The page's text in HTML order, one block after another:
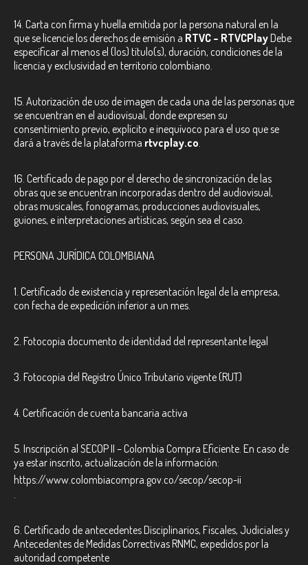
14. Carta con firma y huella emitida por la persona natural en la
que se licencie los derechos de emisión a RTVC – RTVCPlayDebe
especificar al menos el (los) título(s), duración, condiciones de la
licencia y exclusividad en territorio colombiano.
15. Autorización de uso de imagen de cada una de las personas que
se encuentran en el audiovisual, donde expresen su
consentimiento previo, explícito e inequívoco para el uso que se
dará a través de la plataforma rtvcplay.co
16. Certificado de pago por el derecho de sincronización de las
obras que se encuentran incorporadas dentro del audiovisual,
obras musicales, fonogramas, producciones audiovisuales,
guiones, e interpretaciones artísticas, según sea el caso.
PERSONA JURÍDICA COLOMBIANA
1. Certificado de existencia y representación legal de la empresa,
con fecha de expedición inferior a un mes.
2. Fotocopia documento de identidad del representante legal
3. Fotocopia del Registro Único Tributario vigente (RUT)
4. Certificación de cuenta bancaria activa
5. Inscripción al SECOP II – Colombia Compra Eficiente. En caso de
ya estar inscrito, actualización de la información:
https://www.colombiacompra.gov.co/secop/secop-ii
6. Certificado de antecedentesDisciplinarios, Fiscales, Judiciales y
Antecedentes de Medidas Correctivas RNMC, expedidos por la
autoridad competente